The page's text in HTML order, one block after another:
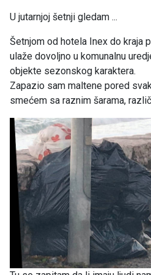
U jutarnjoj šetnji gledam ...
Šetnjom od hotela Inex do kraja
ulaže dovoljno u komunalnu
objekte sezonskog karaktera.
Zapazio sam maltene pored
smećem sa raznim šarama,